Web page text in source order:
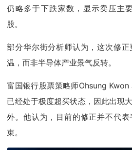
仍略多于下跌家数，显示卖压主
股。
部分华尔街分析师认为，这次修
温，而非半导体产业景气反转。
富国银行股票策略师Ohsung
已经处于极度超买状态，因此出现
外。他认为，目前的修正并不代
束。